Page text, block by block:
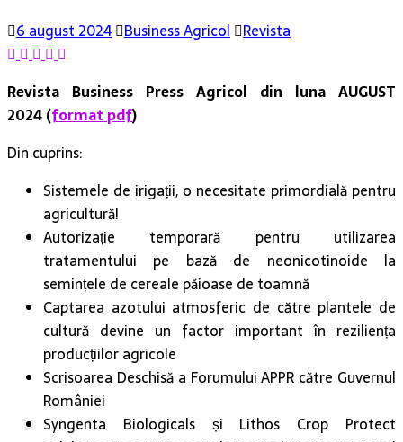
Revista Business Press Agricol din luna AUGUST
Din cuprins:
Sistemele de irigații, o necesitate primordială pentru
Autorizație temporară pentru utilizarea
tratamentului pe bază de neonicotinoide la
semințele de cereale păioase de toamnă
Captarea azotului atmosferic de către plantele de
cultură devine un factor important în reziliența
producțiilor agricole
Scrisoarea Deschisă a Forumului APPR către Guvernul
României
Syngenta Biologicals și Lithos Crop Protect
colaborează pentru a combate un dăunător major al
porumbului în Europa